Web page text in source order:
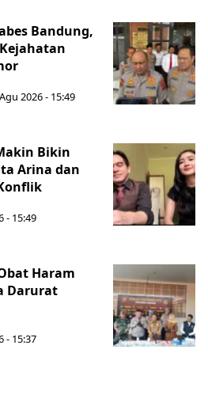
Bandung,
2026 - 15:49
Bikin
Arina dan
- 15:49
Haram
Darurat
- 15:37